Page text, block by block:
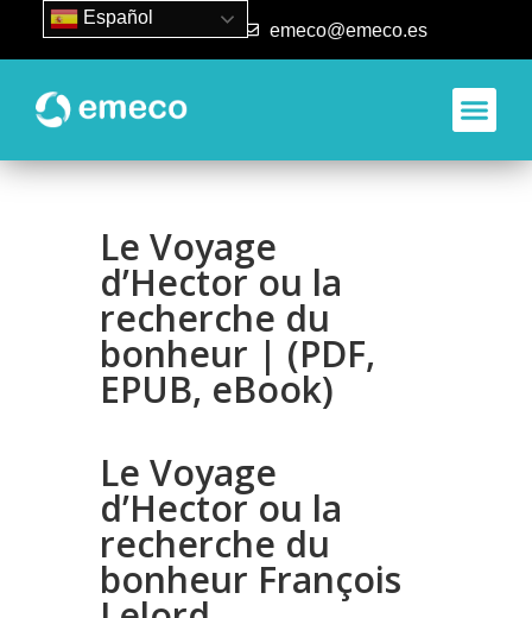
93 840 50 80 emeco@emeco.es
Le Voyage
d’Hector ou la
recherche du
bonheur | (PDF,
EPUB, eBook)
Le Voyage
d’Hector ou la
recherche du
bonheur François
Español